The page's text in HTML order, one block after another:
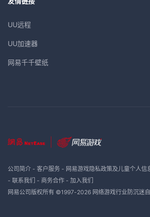
UU远程
UU加速器
网易千千壁纸
公司简介- 客户服务- 网易游戏隐私政策及儿童个人信
- 联系我们 - 商务合作- 加入我们
网易公司版权所有 ©1997-2026 网络游戏行业防沉迷